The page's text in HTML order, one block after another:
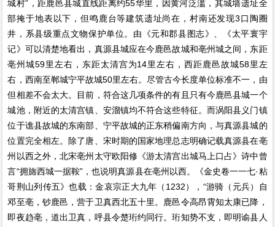
城村”，距鹿邑县城直线距离约55华里，因黄河泛滥，其城墙遗址全
部掩于地表以下，但鸣鹿台等建筑遗址尚在，村南还发现3口陶圈
井，系县级重点文物保护单位。由《元和郡县图志》、《太平寰宇
记》可以清楚地看出，真源县城应在今鹿邑故城和亳州城之间，东距
亳州城59里左右，东距太清宫为14里左右，西距鹿邑故城58里左
右，西南至郸城宁平故城50里左右。尽管古今长度单位标准不一，由
但相差不会太大。目前，符合这几项条件的有且只有今鹿邑县城一个
城池，附近的太清宫镇、安溜镇均不符合这些特征。而涡阳县义门镇
位于谯县故城的东南部、宁平故城的正东稍偏南方向，与真源县城的
位置完全相左。除了唐、宋时期的国家地理总志明确记载真源县在亳
州以西之外，北宋亳州太守欧阳修《游太清宫出城马上口占》诗中曾
言“拥旆西城一据鞍”，也说明真源县在亳州以西。《金史卷一一七·粘
哥荆山列传五》也载：金哀宗正大九年（1232），“游骑（元兵）自
邓至亳，钞鹿邑，营于卫真西北五十里。鹿邑令高昂霄知太康已降，
即夜趋亳，道出卫真，呼县令楚珩约同行。珩知势不支，即明谕县人